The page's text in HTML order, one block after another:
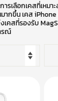
ารเลือกเคสที่เหม
ากขึ้น เคส
คสที่รองรับ
รณ์